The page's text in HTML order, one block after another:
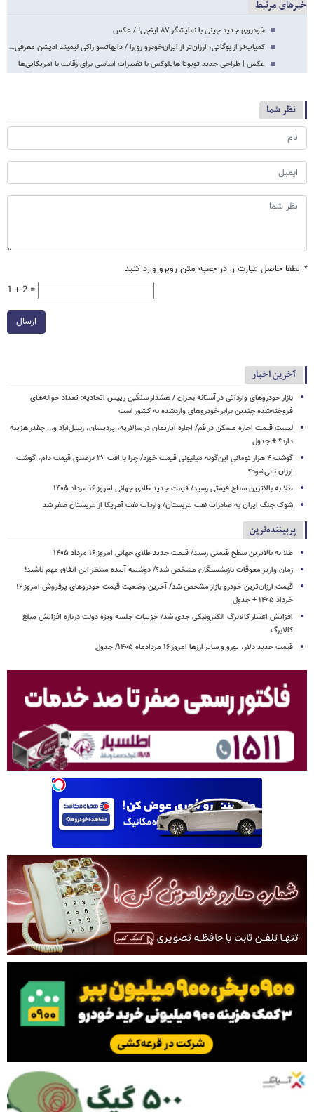
خبرهای مرتبط
خودروی جدید چینی با نمایشگر ۸۷ اینچی! / عکس
کمیاب‌تر از بوگاتی، ارزان‌تر از ایران‌خودرو ری‌را / دایهاتسو راکی لیمیتد ادیشن معرفی…
عکس | طراحی جدید تویوتا هایلوکس با تغییرات اساسی برای رقابت با آمریکایی‌ها
نظر شما
* لطفا حاصل عبارت را در جعبه متن روبرو وارد کنید
1 + 2 =
ارسال
آخرین اخبار
بازار خودروهای وارداتی در آستانه بحران / هشدار سنگین رییس اتحادیه: تعداد حواله‌های
فروخته‌شده چندین برابر خودروهای واردشده به کشور است
لیست قیمت اجاره مسکن در قم/ اجاره آپارتمان در سالاریه، پردیسان، زنبیل‌آباد و... چقدر هزینه
دارد؟ + جدول
گوشت ۴ هزار تومانی این‌گونه میلیونی قیمت خورد/ چرا با افت ۳۰ درصدی قیمت دام، گوشت
ارزان نمی‌شود؟
طلا به بالاترین سطح قیمتی رسید/ قیمت جدید طلای جهانی امروز ۱۶ مرداد ۱۴۰۵
شوک جنگ ایران به صادرات نفت عربستان/ واردات نفت آمریکا از عربستان صفر شد
پربیننده‌ترین
طلا به بالاترین سطح قیمتی رسید/ قیمت جدید طلای جهانی امروز ۱۶ مرداد ۱۴۰۵
زمان واریز معوقات بازنشستگان مشخص شد؟/ دوشنبه آینده منتظر این اتفاق مهم باشید!
قیمت ارزان‌ترین خودرو بازار مشخص شد/ آخرین وضعیت قیمت خودروهای پرفروش امروز ۱۶
خرداد ۱۴۰۵ + جدول
افزایش اعتبار کالابرگ الکترونیکی جدی شد/ جزییات جلسه ویژه دولت درباره افزایش مبلغ
کالابرگ
قیمت جدید دلار، یورو و سایر ارزها امروز ۱۶ مردادماه ۱۴۰۵/ جدول